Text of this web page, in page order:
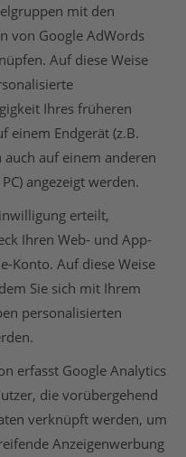
mit den
von Google AdWords
Auf diese Weise
Ihres früheren
einem Endgerät (z.B.
auch auf einem anderen
angezeigt werden.
erteilt,
Ihren Web- und App-
Konto. Auf diese Weise
Sie sich mit Ihrem
personalisierten
erfasst Google Analytics
die vorübergehend
verknüpft werden, um
Anzeigenwerbung